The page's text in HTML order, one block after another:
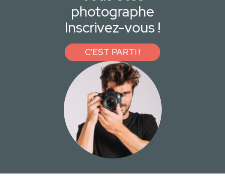
photographe
Inscrivez-vous !
C'EST PARTI !